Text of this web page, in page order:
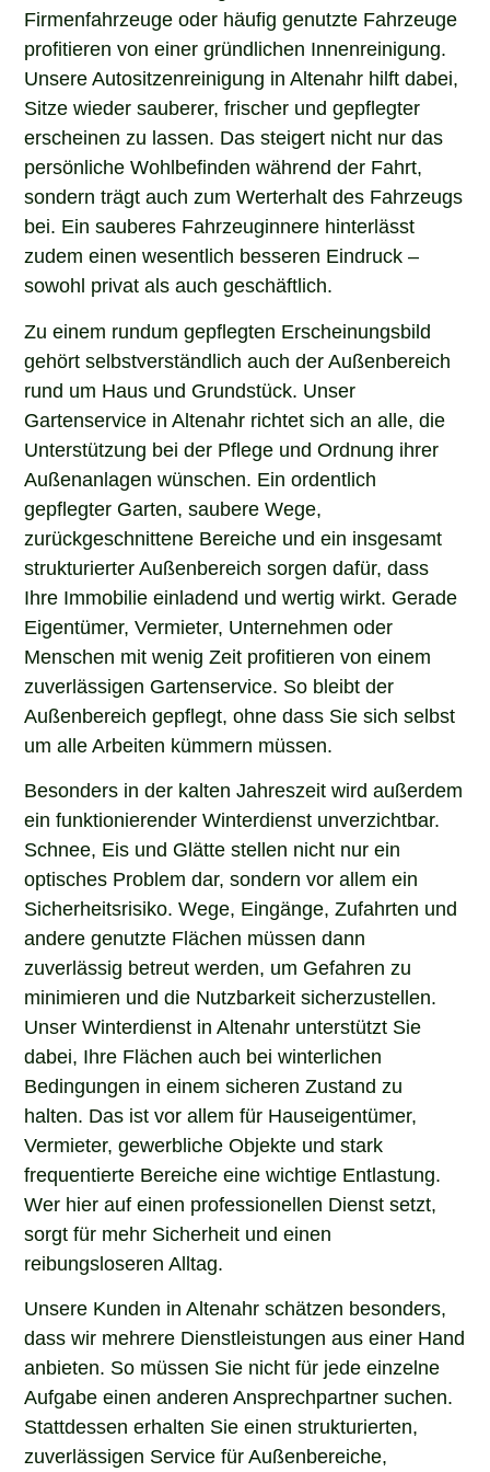
Firmenfahrzeuge oder häufig genutzte Fahrzeuge
profitieren von einer gründlichen Innenreinigung.
Unsere Autositzenreinigung in Altenahr hilft dabei,
Sitze wieder sauberer, frischer und gepflegter
erscheinen zu lassen. Das steigert nicht nur das
persönliche Wohlbefinden während der Fahrt,
sondern trägt auch zum Werterhalt des Fahrzeugs
bei. Ein sauberes Fahrzeuginnere hinterlässt
zudem einen wesentlich besseren Eindruck –
sowohl privat als auch geschäftlich.
Zu einem rundum gepflegten Erscheinungsbild
gehört selbstverständlich auch der Außenbereich
rund um Haus und Grundstück. Unser
Gartenservice in Altenahr richtet sich an alle, die
Unterstützung bei der Pflege und Ordnung ihrer
Außenanlagen wünschen. Ein ordentlich
gepflegter Garten, saubere Wege,
zurückgeschnittene Bereiche und ein insgesamt
strukturierter Außenbereich sorgen dafür, dass
Ihre Immobilie einladend und wertig wirkt. Gerade
Eigentümer, Vermieter, Unternehmen oder
Menschen mit wenig Zeit profitieren von einem
zuverlässigen Gartenservice. So bleibt der
Außenbereich gepflegt, ohne dass Sie sich selbst
um alle Arbeiten kümmern müssen.
Besonders in der kalten Jahreszeit wird außerdem
ein funktionierender Winterdienst unverzichtbar.
Schnee, Eis und Glätte stellen nicht nur ein
optisches Problem dar, sondern vor allem ein
Sicherheitsrisiko. Wege, Eingänge, Zufahrten und
andere genutzte Flächen müssen dann
zuverlässig betreut werden, um Gefahren zu
minimieren und die Nutzbarkeit sicherzustellen.
Unser Winterdienst in Altenahr unterstützt Sie
dabei, Ihre Flächen auch bei winterlichen
Bedingungen in einem sicheren Zustand zu
halten. Das ist vor allem für Hauseigentümer,
Vermieter, gewerbliche Objekte und stark
frequentierte Bereiche eine wichtige Entlastung.
Wer hier auf einen professionellen Dienst setzt,
sorgt für mehr Sicherheit und einen
reibungsloseren Alltag.
Unsere Kunden in Altenahr schätzen besonders,
dass wir mehrere Dienstleistungen aus einer Hand
anbieten. So müssen Sie nicht für jede einzelne
Aufgabe einen anderen Ansprechpartner suchen.
Stattdessen erhalten Sie einen strukturierten,
zuverlässigen Service für Außenbereiche,